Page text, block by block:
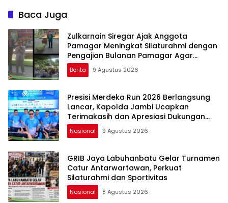
Baca Juga
Zulkarnain Siregar Ajak Anggota
Pamagar Meningkat Silaturahmi dengan
Pengajian Bulanan Pamagar Agar
Terjalin Ukhuwah Islami
Berita 9 Agustus 2026
Presisi Merdeka Run 2026 Berlangsung
Lancar, Kapolda Jambi Ucapkan
Terimakasih dan Apresiasi Dukungan
Masyarakat
Nasional 9 Agustus 2026
GRIB Jaya Labuhanbatu Gelar Turnamen
Catur Antarwartawan, Perkuat
Silaturahmi dan Sportivitas
Nasional 8 Agustus 2026